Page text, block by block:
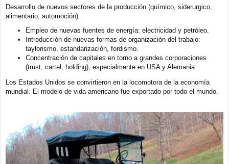
Desarrollo de nuevos sectores de la producción (químico, siderurgico,
alimentario, automoción).
Empleo de nuevas fuentes de energía: electricidad y petróleo.
Introducción de nuevas formas de organización del trabajo:
taylorismo, estandarización, fordismo.
Concentración de capitales en torno a grandes corporaciones
(trust, cartel, holding), especialmente en USA y Alemania.
Los Estados Unidos se convirtieron en la locomotora de la economía
mundial. El modelo de vida americano fue exportado por todo el mundo.